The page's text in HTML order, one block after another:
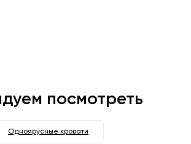
посмотреть
Одноярусные кровати